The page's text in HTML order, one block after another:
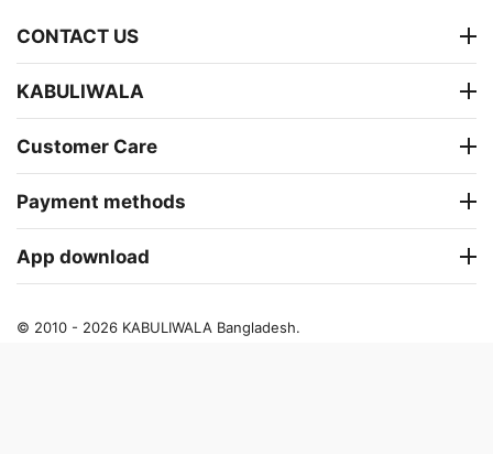
CONTACT US
KABULIWALA
Customer Care
Payment methods
App download
© 2010 - 2026 KABULIWALA Bangladesh.